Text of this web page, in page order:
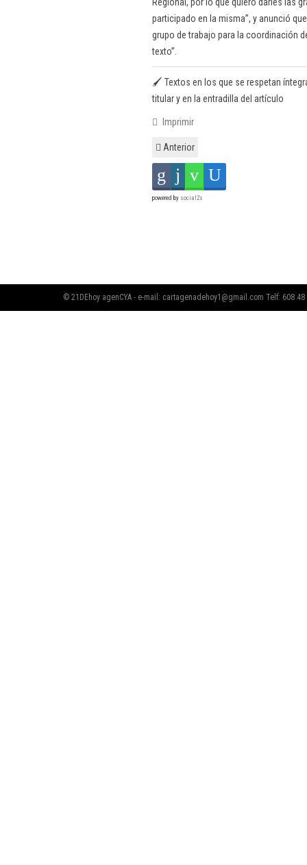
participado en la misma”, y anunció
grupo de trabajo para la coordinación
texto”.
🖌️ Textos en los que se respetan
titular y en la entradilla del artículo
Imprimir
Anterior
powered by social2s
© 21DEhoy agenCYA - e-mail: cartagenadehoy1@gmail.com Telf: 608 48